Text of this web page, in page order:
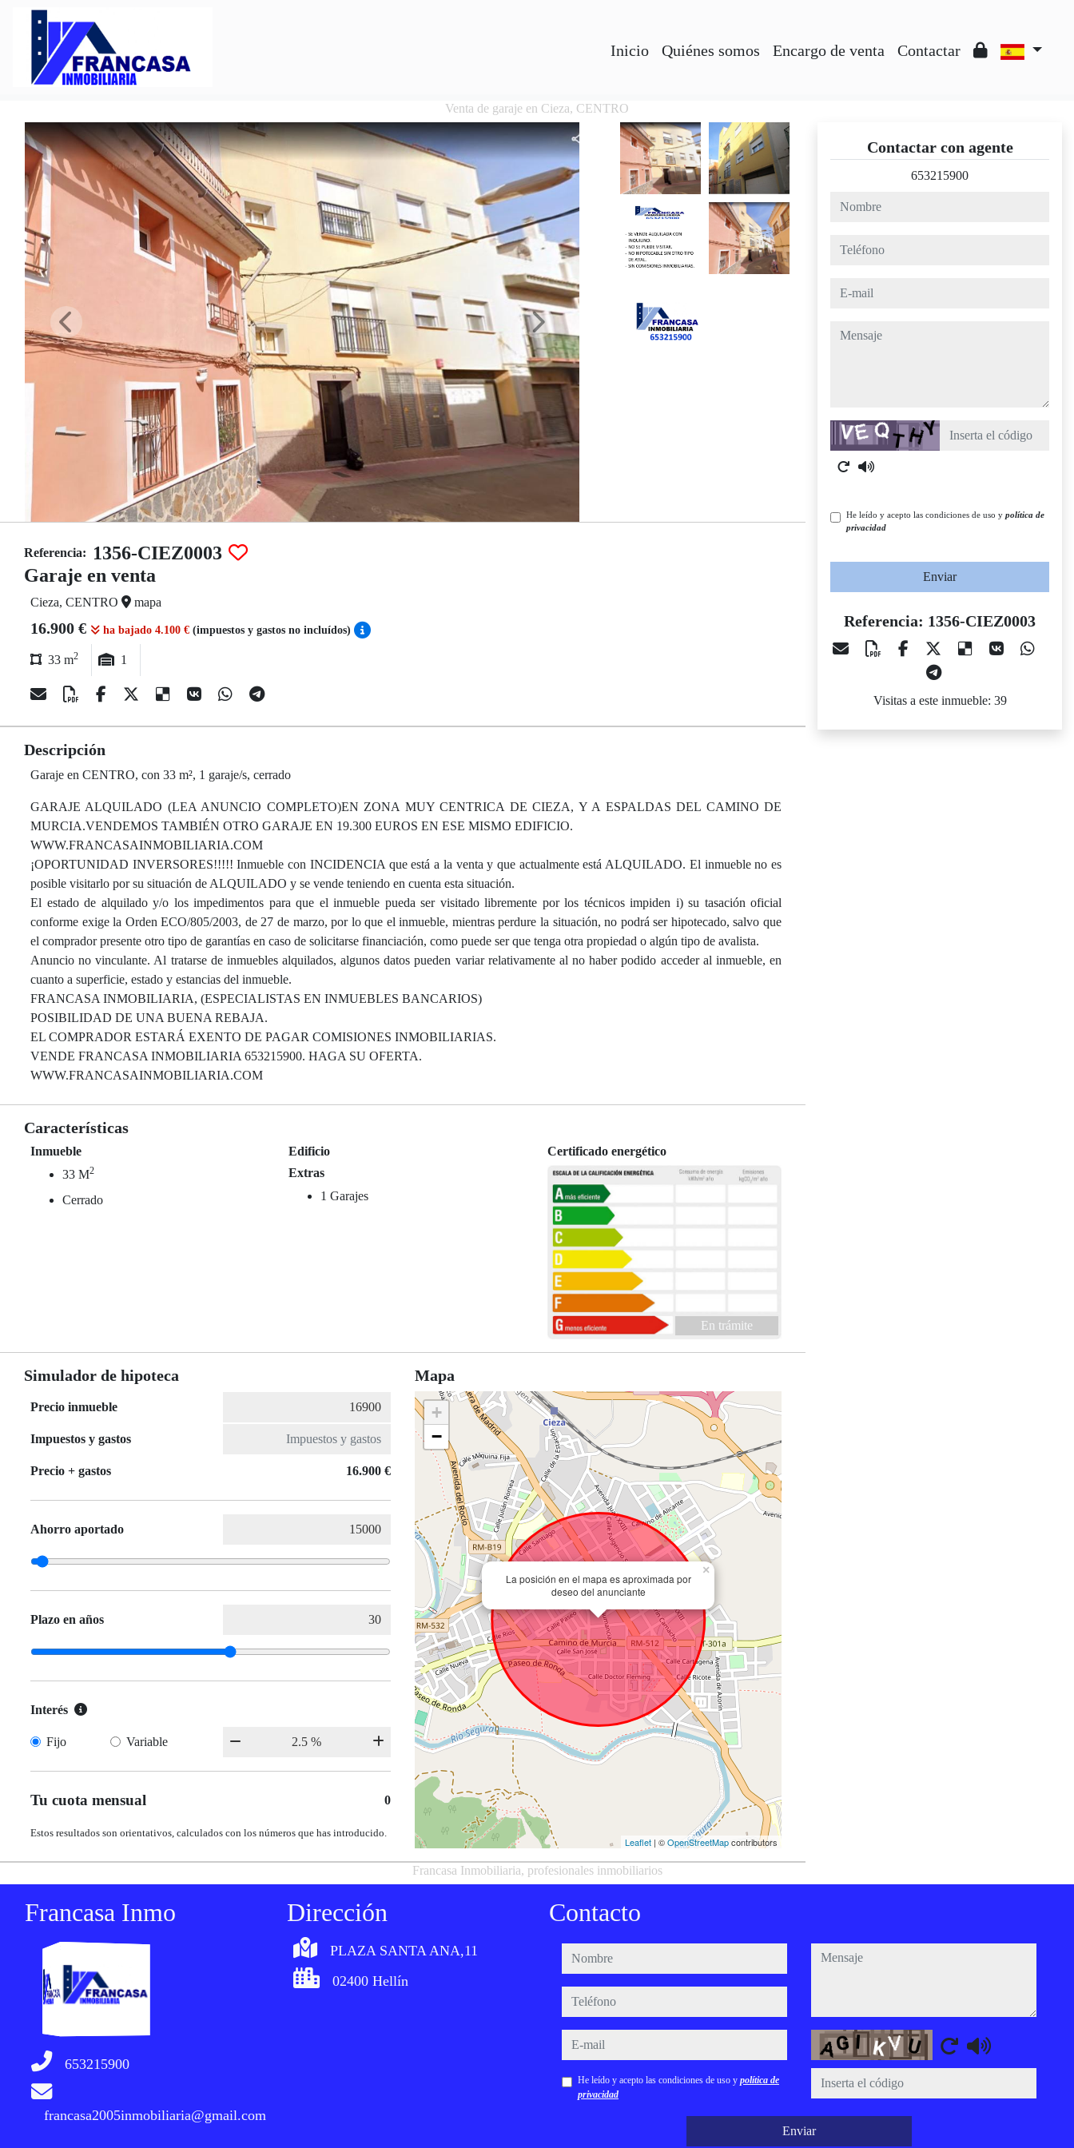
Inicio Quiénes somos Encargo de venta Contactar
Venta de garaje en Cieza, CENTRO
Referencia:
1356-CIEZ0003
Garaje en venta
Cieza, CENTRO mapa
16.900 € ha bajado 4.100 € (impuestos y gastos no incluídos)
33 m2 1
Descripción
Garaje en CENTRO, con 33 m², 1 garaje/s, cerrado
GARAJE ALQUILADO (LEA ANUNCIO COMPLETO)EN ZONA MUY CENTRICA DE CIEZA, Y A ESPALDAS DEL CAMINO DE
MURCIA.VENDEMOS TAMBIÉN OTRO GARAJE EN 19.300 EUROS EN ESE MISMO EDIFICIO.
WWW.FRANCASAINMOBILIARIA.COM
¡OPORTUNIDAD INVERSORES!!!!! Inmueble con INCIDENCIA que está a la venta y que actualmente está ALQUILADO. El inmueble no es
posible visitarlo por su situación de ALQUILADO y se vende teniendo en cuenta esta situación.
El estado de alquilado y/o los impedimentos para que el inmueble pueda ser visitado libremente por los técnicos impiden i) su tasación oficial
conforme exige la Orden ECO/805/2003, de 27 de marzo, por lo que el inmueble, mientras perdure la situación, no podrá ser hipotecado, salvo que
el comprador presente otro tipo de garantías en caso de solicitarse financiación, como puede ser que tenga otra propiedad o algún tipo de avalista.
Anuncio no vinculante. Al tratarse de inmuebles alquilados, algunos datos pueden variar relativamente al no haber podido acceder al inmueble, en
cuanto a superficie, estado y estancias del inmueble.
FRANCASA INMOBILIARIA, (ESPECIALISTAS EN INMUEBLES BANCARIOS)
POSIBILIDAD DE UNA BUENA REBAJA.
EL COMPRADOR ESTARÁ EXENTO DE PAGAR COMISIONES INMOBILIARIAS.
VENDE FRANCASA INMOBILIARIA 653215900. HAGA SU OFERTA.
WWW.FRANCASAINMOBILIARIA.COM
Características
Inmueble
33 M2
Cerrado
Edificio
Extras
1 Garajes
Certificado energético
En trámite
Simulador de hipoteca
Precio inmueble
Impuestos y gastos
Precio + gastos 16.900 €
Ahorro aportado
Plazo en años
Interés
Fijo Variable
Tu cuota mensual 0
Estos resultados son orientativos, calculados con los números que has introducido.
Mapa
La posición en el mapa es aproximada por
deseo del anunciante
×
+
−
Leaflet | ©OpenStreetMapcontributors
Contactar con agente
653215900
nombre
teléfono
e-mail
mensaje
Captcha
He leído y acepto las condiciones de uso y política de
privacidad
Enviar
Referencia: 1356-CIEZ0003
Visitas a este inmueble: 39
Francasa Inmobiliaria, profesionales inmobiliarios
Francasa Inmo
653215900
francasa2005inmobiliaria@gmail.com
Dirección
PLAZA SANTA ANA,11
02400 Hellín
Contacto
nombre
teléfono
e-mail
He leído y acepto las condiciones de uso y política de
privacidad
mensaje
Captcha
Enviar